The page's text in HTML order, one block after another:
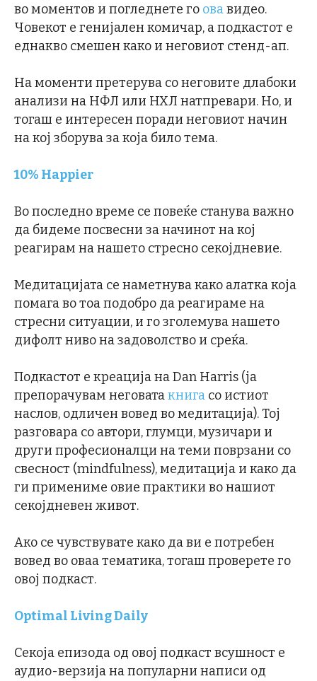
во моментов и погледнете го овавидео.
Човекот е генијален комичар, а подкастот е
еднакво смешен како и неговиот стенд-ап.
На моменти претерува со неговите длабоки
анализи на НФЛ или НХЛ натпревари. Но, и
тогаш е интересен поради неговиот начин
на кој зборува за која било тема.
10% Happier
Во последно време се повеќе станува важно
да бидеме посвесни за начинот на кој
реагирам на нашето стресно секојдневие.
Медитацијата се наметнува како алатка која
помага во тоа подобро да реагираме на
стресни ситуации, и го зголемува нашето
дифолт ниво на задоволство и среќа.
Подкастот е креација на Dan Harris (ја
препорачувам неговатакнига со истиот
наслов, одличен вовед во медитација). Тој
разговара со автори, глумци, музичари и
други професионалци на теми поврзани со
свесност (mindfulness), медитација и како да
ги примениме овие практики во нашиот
секојдневен живот.
Ако се чувствувате како да ви е потребен
вовед во оваа тематика, тогаш проверете го
овој подкаст.
Optimal Living Daily
Секоја епизода од овој подкаст всушност е
аудио-верзија на популарни написи од